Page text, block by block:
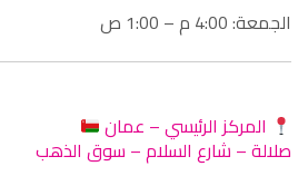
الجمعة: 4:00 م – 1:00 ص
المركز الرئيسي – عمان
صلالة – شارع السلام – سوق الذهب